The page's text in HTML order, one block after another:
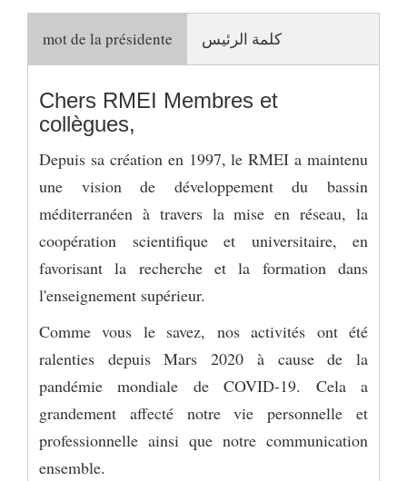
mot de la présidente كلمة الرئيس
Chers RMEI Membres et
collègues,
Depuis sa création en 1997, le RMEI a maintenu
une vision de développement du bassin
méditerranéen à travers la mise en réseau, la
coopération scientifique et universitaire, en
favorisant la recherche et la formation dans
l'enseignement supérieur.
Comme vous le savez, nos activités ont été
ralenties depuis Mars 2020 à cause de la
pandémie mondiale de COVID-19. Cela a
grandement affecté notre vie personnelle et
professionnelle ainsi que notre communication
ensemble.